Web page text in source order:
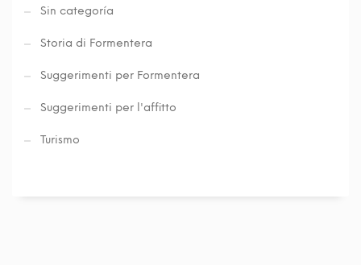
Sin categoría
Storia di Formentera
Suggerimenti per Formentera
Suggerimenti per l'affitto
Turismo